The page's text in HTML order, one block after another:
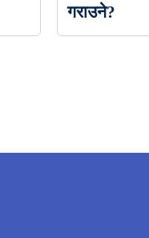
गराउने?